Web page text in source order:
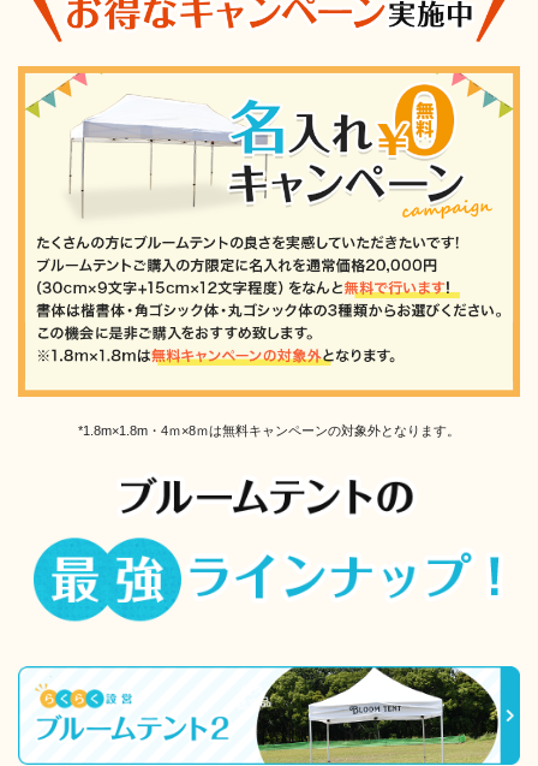
*1.8m×1.8m・4ｍ×8ｍは無料キャンペーンの対象外となります。